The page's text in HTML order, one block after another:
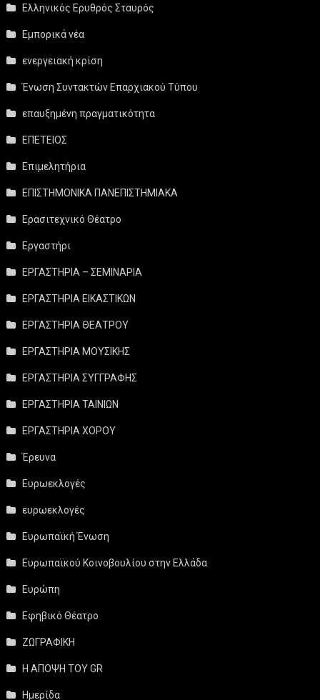
Ελληνικός Ερυθρός Σταυρός
Εμπορικά νέα
ενεργειακή κρίση
Ένωση Συντακτών Επαρχιακού Τύπου
επαυξημένη πραγματικότητα
ΕΠΕΤΕΙΟΣ
Επιμελητήρια
ΕΠΙΣΤΗΜΟΝΙΚΑ ΠΑΝΕΠΙΣΤΗΜΙΑΚΑ
Ερασιτεχνικό Θέατρο
Εργαστήρι
ΕΡΓΑΣΤΗΡΙΑ – ΣΕΜΙΝΑΡΙΑ
ΕΡΓΑΣΤΗΡΙΑ ΕΙΚΑΣΤΙΚΩΝ
ΕΡΓΑΣΤΗΡΙΑ ΘΕΑΤΡΟΥ
ΕΡΓΑΣΤΗΡΙΑ ΜΟΥΣΙΚΗΣ
ΕΡΓΑΣΤΗΡΙΑ ΣΥΓΓΡΑΦΗΣ
ΕΡΓΑΣΤΗΡΙΑ ΤΑΙΝΙΩΝ
ΕΡΓΑΣΤΗΡΙΑ ΧΟΡΟΥ
Έρευνα
Ευρωεκλογές
ευρωεκλογές
Ευρωπαϊκή Ένωση
Ευρωπαϊκού Κοινοβουλίου στην Ελλάδα
Ευρώπη
Εφηβικό Θέατρο
ΖΩΓΡΑΦΙΚΗ
Η ΑΠΟΨΗ ΤΟΥ GR
Ημερίδα